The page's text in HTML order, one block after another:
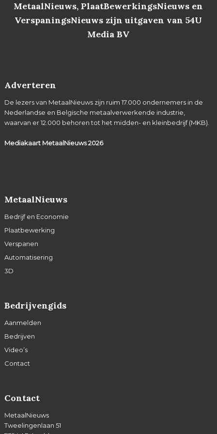
MetaalNieuws, PlaatBewerkingsNieuws en
VerspaningsNieuws zijn uitgaven van 54U
Media BV
Adverteren
De lezers van MetaalNieuws zijn ruim 17.000 ondernemers in de
Nederlandse en Belgische metaalverwerkende industrie,
waarvan er 12.000 behoren tot het midden- en kleinbedrijf (MKB).
Mediakaart MetaalNieuws2026
MetaalNieuws
Bedrijf en Economie
Plaatbewerking
Verspanen
Automatisering
3D
Bedrijvengids
Aanmelden
Bedrijven
Video’s
Contact
Contact
MetaalNieuws
Tweelingenlaan 51